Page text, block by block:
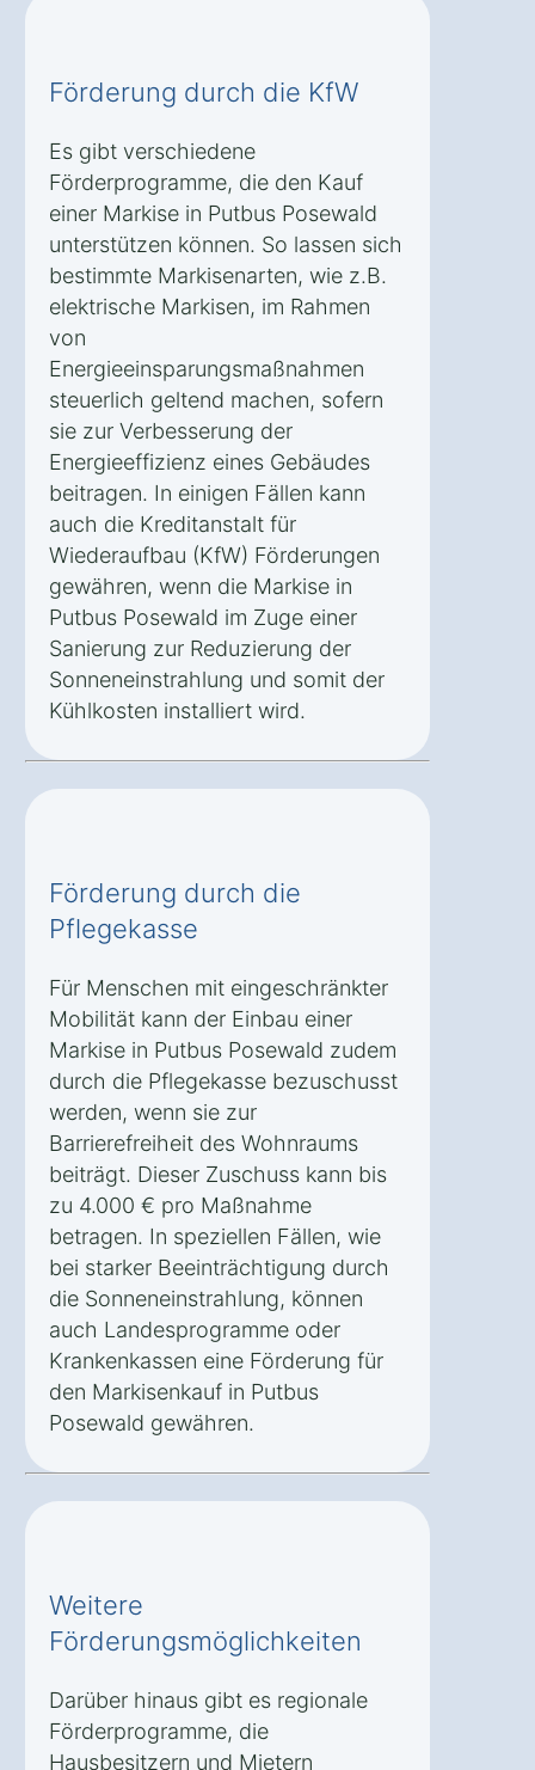
Förderung durch die KfW
Es gibt verschiedene
Förderprogramme, die den Kauf
einer Markise in Putbus Posewald
unterstützen können. So lassen sich
bestimmte Markisenarten, wie z.B.
elektrische Markisen, im Rahmen
von
Energieeinsparungsmaßnahmen
steuerlich geltend machen, sofern
sie zur Verbesserung der
Energieeffizienz eines Gebäudes
beitragen. In einigen Fällen kann
auch die Kreditanstalt für
Wiederaufbau (KfW) Förderungen
gewähren, wenn die Markise in
Putbus Posewald im Zuge einer
Sanierung zur Reduzierung der
Sonneneinstrahlung und somit der
Kühlkosten installiert wird.
Förderung durch die
Pflegekasse
Für Menschen mit eingeschränkter
Mobilität kann der Einbau einer
Markise in Putbus Posewald zudem
durch die Pflegekasse bezuschusst
werden, wenn sie zur
Barrierefreiheit des Wohnraums
beiträgt. Dieser Zuschuss kann bis
zu 4.000 € pro Maßnahme
betragen. In speziellen Fällen, wie
bei starker Beeinträchtigung durch
die Sonneneinstrahlung, können
auch Landesprogramme oder
Krankenkassen eine Förderung für
den Markisenkauf in Putbus
Posewald gewähren.
Weitere
Förderungsmöglichkeiten
Darüber hinaus gibt es regionale
Förderprogramme, die
Hausbesitzern und Mietern